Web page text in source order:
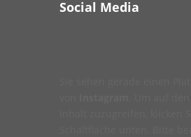
Social Media